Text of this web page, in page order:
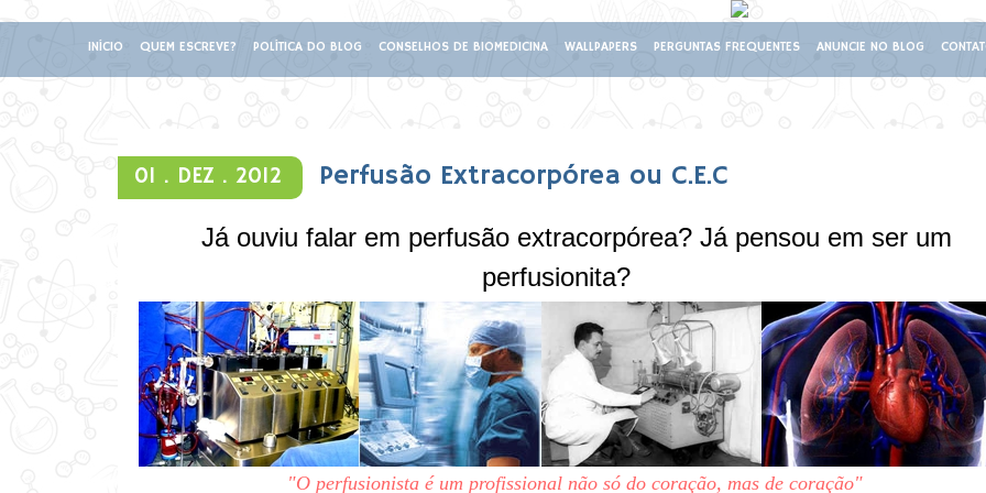
INÍCIO QUEM ESCREVE? POLÍTICA DO BLOG CONSELHOS DE BIOMEDICINA WALLPAPERS PERGUNTAS FREQUENTES ANUNCIE NO BLOG
01 . DEZ . 2012 Perfusão Extracorpórea ou C.E.C
Já ouviu falar em perfusão extracorpórea? Já pensou em ser um
perfusionita?
"O perfusionista é um profissional não só do coração, mas de coração"